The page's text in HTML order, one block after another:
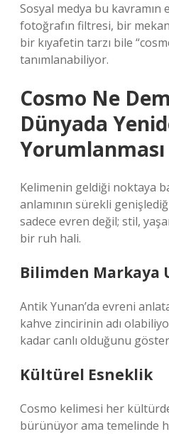
Sosyal medya bu kavramın
fotoğrafın filtresi, bir
bir kıyafetin tarzı bile
tanımlanabiliyor.
Cosmo Ne
Dünyada
Yorumlanması
Kelimenin geldiği noktaya
anlamının sürekli
sadece evren değil; stil,
bir ruh hali.
Bilimden Markaya
Antik Yunan’da evreni
kahve zincirinin adı
kadar canlı olduğunu
Kültürel Esneklik
Cosmo kelimesi her
bürünüyor ama temelinde